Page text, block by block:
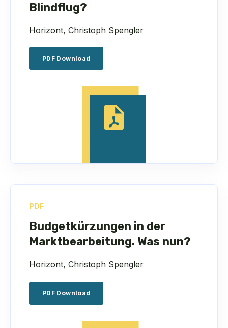
Blindflug?
Horizont, Christoph Spengler
PDF Download
PDF
Budgetkürzungen in der
Marktbearbeitung. Was nun?
Horizont, Christoph Spengler
PDF Download